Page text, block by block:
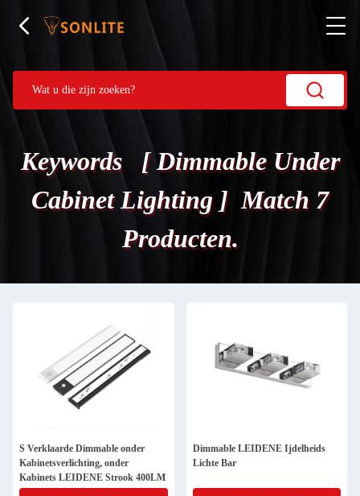
Keywords [ Dimmable Under
Cabinet Lighting ] Match 7
Producten.
S Verklaarde Dimmable onder
Kabinetsverlichting, onder
Kabinets LEIDENE Strook 400LM
Dimmable LEIDENE Ijdelheids
Lichte Bar